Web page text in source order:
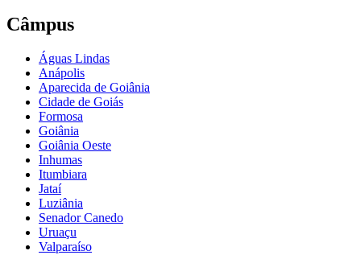
Câmpus
Águas Lindas
Anápolis
Aparecida de Goiânia
Cidade de Goiás
Formosa
Goiânia
Goiânia Oeste
Inhumas
Itumbiara
Jataí
Luziânia
Senador Canedo
Uruaçu
Valparaíso